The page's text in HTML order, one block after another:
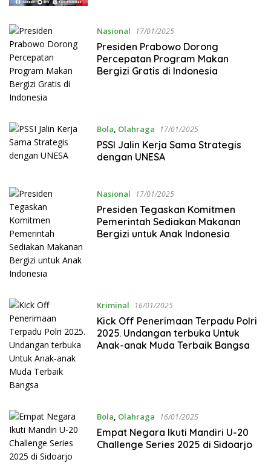
Nasional 17/01/2025
Presiden Prabowo Dorong
Percepatan Program Makan
Bergizi Gratis di Indonesia
Bola, Olahraga 17/01/2025
PSSI Jalin Kerja Sama Strategis
dengan UNESA
Nasional 17/01/2025
Presiden Tegaskan Komitmen
Pemerintah Sediakan Makanan
Bergizi untuk Anak Indonesia
Kriminal 16/01/2025
Kick Off Penerimaan Terpadu Polri
2025. Undangan terbuka Untuk
Anak-anak Muda Terbaik Bangsa
Bola, Olahraga 16/01/2025
Empat Negara Ikuti Mandiri U-20
Challenge Series 2025 di Sidoarjo